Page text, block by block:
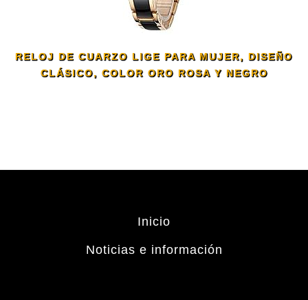
RELOJ DE CUARZO LIGE PARA MUJER, DISEÑO
CLÁSICO, COLOR ORO ROSA Y NEGRO
Inicio
Noticias e información